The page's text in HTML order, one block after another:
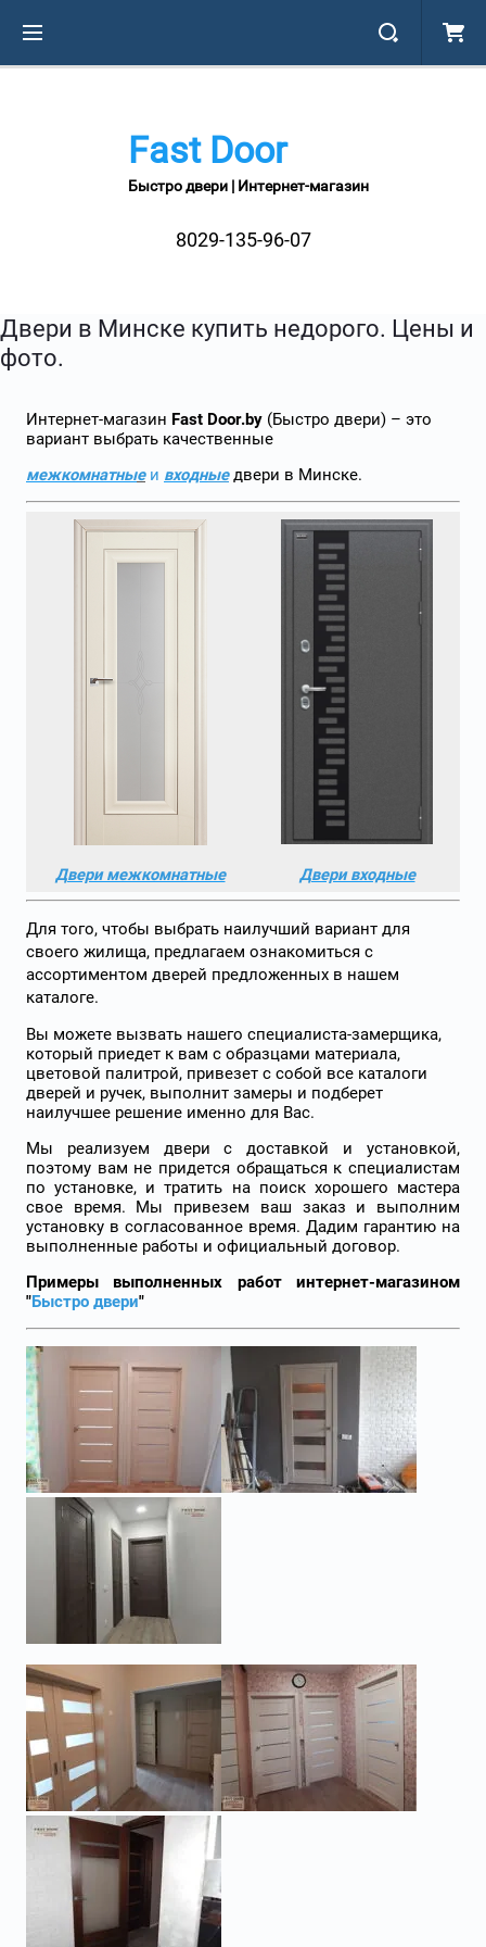
Fast Door
Быстро двери | Интернет-магазин
8029-135-96-07
Двери в Минске купить недорого. Цены и
фото.
Интернет-магазин Fast Door.by (Быстро двери) – это
вариант выбрать качественные
межкомнатные и входные двери в Минске.
Двери межкомнатные Двери входные
Для того, чтобы выбрать наилучший вариант для
своего жилища, предлагаем ознакомиться с
ассортиментом дверей предложенных в нашем
каталоге.
Вы можете вызвать нашего специалиста-замерщика,
который приедет к вам с образцами материала,
цветовой палитрой, привезет с собой все каталоги
дверей и ручек, выполнит замеры и подберет
наилучшее решение именно для Вас.
Мы реализуем двери с доставкой и установкой,
поэтому вам не придется обращаться к специалистам
по установке, и тратить на поиск хорошего мастера
свое время. Мы привезем ваш заказ и выполним
установку в согласованное время. Дадим гарантию на
выполненные работы и официальный договор.
Примеры выполненных работ интернет-магазином
"Быстро двери"